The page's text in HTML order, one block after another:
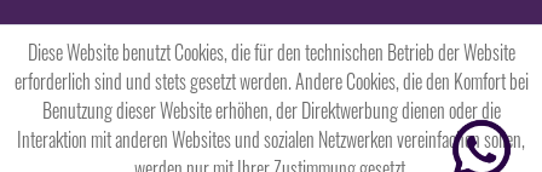
Diese Website benutzt Cookies, die für den technischen Betrieb der Website
erforderlich sind und stets gesetzt werden. Andere Cookies, die den Komfort bei
Benutzung dieser Website erhöhen, der Direktwerbung dienen oder die
Interaktion mit anderen Websites und sozialen Netzwerken vereinfachen sollen,